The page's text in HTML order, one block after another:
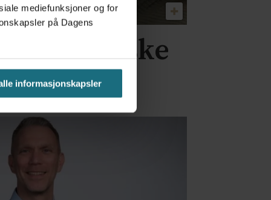
mediefunksjoner og for
på Dagens
informasjonskapsler
for kliniske